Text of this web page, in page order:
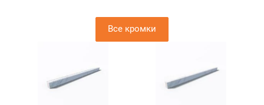
Все кромки